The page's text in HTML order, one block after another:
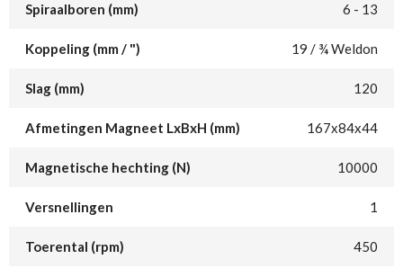
Spiraalboren (mm) 6 - 13
Koppeling (mm / ") 19 / ¾ Weldon
Slag (mm) 120
Afmetingen Magneet LxBxH (mm) 167x84x44
Magnetische hechting (N) 10000
Versnellingen 1
Toerental (rpm) 450